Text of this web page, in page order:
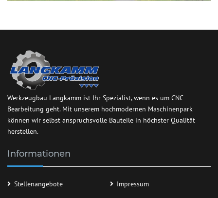
Werkzeugbau Langkamm ist Ihr Spezialist, wenn es um CNC
Bearbeitung geht. Mit unserem hochmodernen Maschinenpark
können wir selbst anspruchsvolle Bauteile in höchster Qualität
herstellen.
Informationen
Stellenangebote Impressum